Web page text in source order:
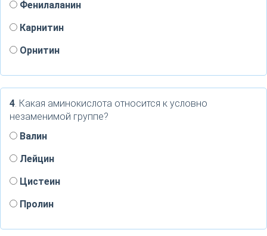
Фенилаланин
Карнитин
Орнитин
4. Какая аминокислота относится к условно
незаменимой группе?
Валин
Лейцин
Цистеин
Пролин